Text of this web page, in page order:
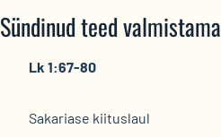
Sündinud teed valmistama
Lk 1:67-80
Sakariase kiituslaul